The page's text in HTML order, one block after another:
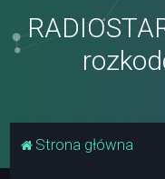
Strona główna